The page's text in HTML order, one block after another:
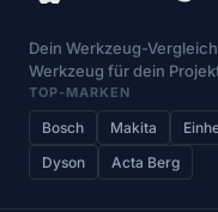
Dein Werkzeug-
Werkzeug für dein
TOP-MARKEN
Bosch Makita
Dyson
Acta Berg